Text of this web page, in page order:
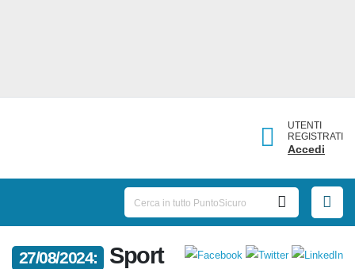
UTENTI
REGISTRATI
Accedi
27/08/2024:
Sport